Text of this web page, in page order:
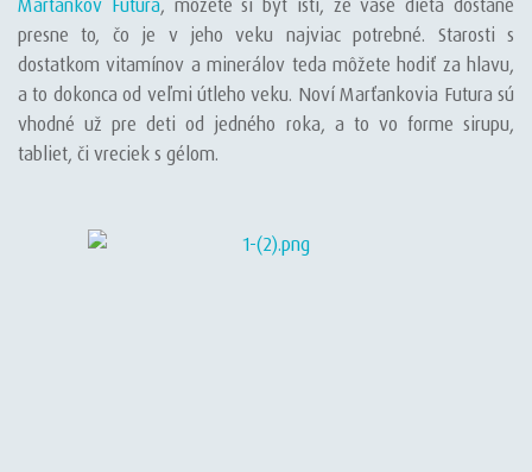
Marťankov Futura, môžete si byť istí, že vaše dieťa dostane
presne to, čo je v jeho veku najviac potrebné. Starosti s
dostatkom vitamínov a minerálov teda môžete hodiť za hlavu,
a to dokonca od veľmi útleho veku. Noví Marťankovia Futura sú
vhodné už pre deti od jedného roka, a to vo forme sirupu,
tabliet, či vreciek s gélom.